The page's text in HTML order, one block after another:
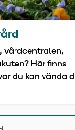
vårdcentralen,
Här finns
du kan vända